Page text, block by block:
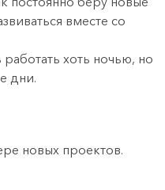
вместе со
хоть ночью, но
дни.
новых проектов.